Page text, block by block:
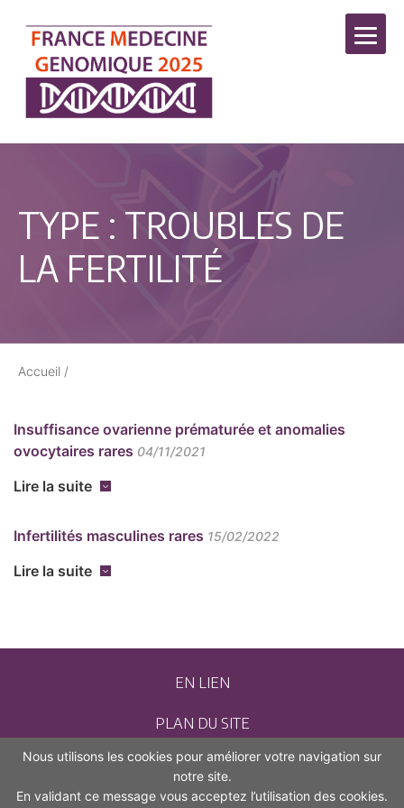
TYPE : TROUBLES DE
LA FERTILITÉ
Accueil /
Insuffisance ovarienne prématurée et anomalies
ovocytaires rares 04/11/2021
Lire la suite
Infertilités masculines rares 15/02/2022
Lire la suite
EN LIEN
PLAN DU SITE
CONTACT
MENTIONS LÉGALES
Nous utilisons les cookies pour améliorer votre navigation sur
notre site.
En validant ce message vous acceptez l’utilisation des cookies.